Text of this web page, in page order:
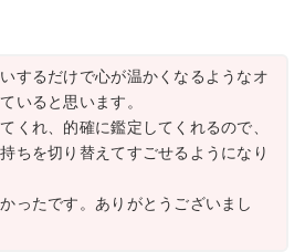
するだけで心が温かくなるようなオ
いると思います。
くれ、的確に鑑定してくれるので、
ちを切り替えてすごせるようになり
ったです。ありがとうございまし